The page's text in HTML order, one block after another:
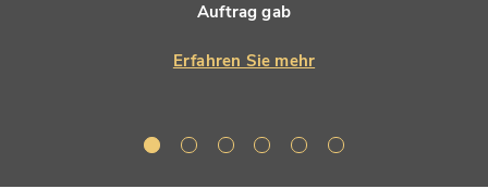
Auftrag gab
Erfahren Sie mehr